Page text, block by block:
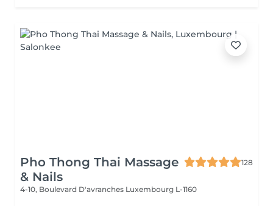
Pho Thong Thai Massage
& Nails
128
4-10, Boulevard D'avranches Luxembourg L-1160